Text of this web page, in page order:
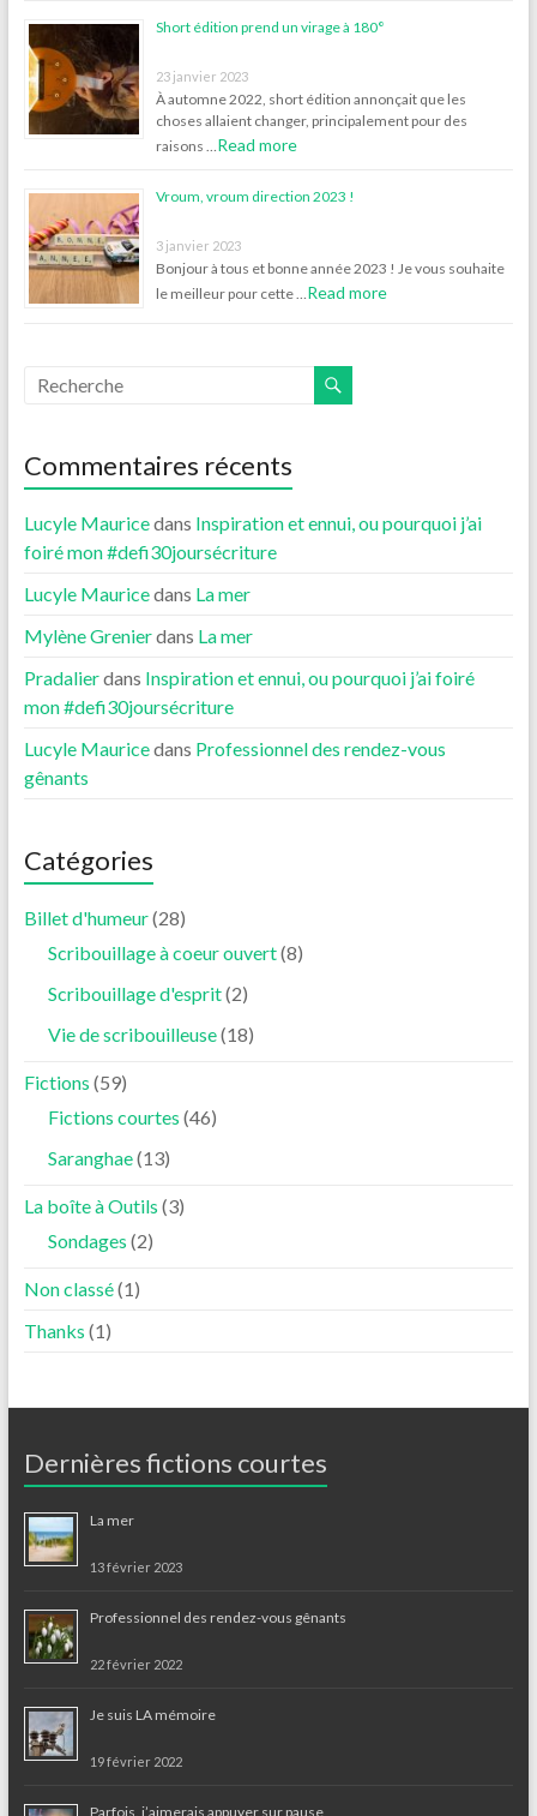
Short édition prend un virage à 180°
23 janvier 2023
À automne 2022, short édition annonçait que les
choses allaient changer, principalement pour des
raisons … Read more
Vroum, vroum direction 2023 !
3 janvier 2023
Bonjour à tous et bonne année 2023 ! Je vous souhaite
le meilleur pour cette … Read more
Commentaires récents
Lucyle Mauricedans Inspiration et ennui, ou pourquoi j’ai
foiré mon #defi30joursécriture
Lucyle Mauricedans La mer
Mylène Grenierdans La mer
Pradalierdans Inspiration et ennui, ou pourquoi j’ai foiré
mon #defi30joursécriture
Lucyle Mauricedans Professionnel des rendez-vous
gênants
Catégories
Billet d'humeur(28)
Scribouillage à coeur ouvert(8)
Scribouillage d'esprit(2)
Vie de scribouilleuse(18)
Fictions (59)
Fictions courtes (46)
Saranghae(13)
La boîte à Outils (3)
Sondages (2)
Non classé(1)
Thanks (1)
Dernières fictions courtes
La mer
13 février 2023
Professionnel des rendez-vous gênants
22 février 2022
Je suis LA mémoire
19 février 2022
Parfois, j’aimerais appuyer sur pause